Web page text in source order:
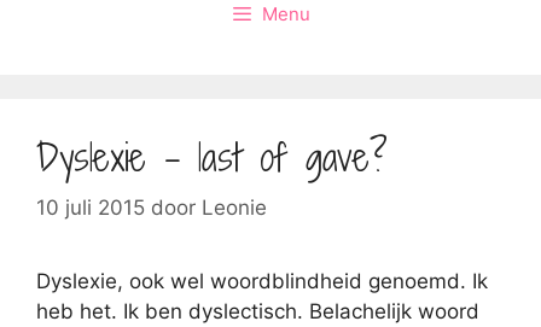
Menu
Dyslexie – last of gave?
10 juli 2015 door Leonie
Dyslexie, ook wel woordblindheid genoemd. Ik
heb het. Ik ben dyslectisch. Belachelijk woord